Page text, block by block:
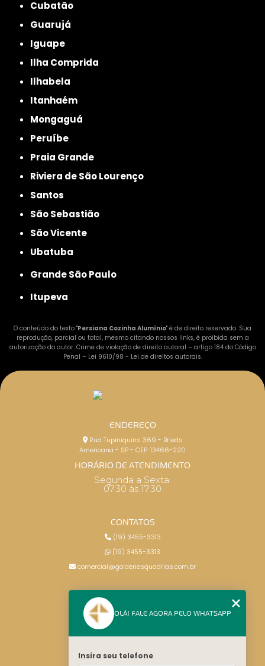
Cubatão
Guarujá
Iguape
Ilha Comprida
Ilhabela
Itanhaém
Mongaguá
Peruíbe
Praia Grande
Riviera de São Lourenço
Santos
São Sebastião
São Vicente
Ubatuba
Grande São Paulo
Itupeva
O conteúdo do texto "Persiana Cozinha Alumínio" é de direito reservado. Sua
reprodução, parcial ou total, mesmo citando nossos links, é proibida sem a
autorização do autor. Crime de violação de direito autoral – artigo 184 do Código
Penal – Lei 9610/98 - Lei de direitos autorais.
ENDEREÇO
Rua Tupiniquins 369 - Brieds
Americana - SP - CEP: 13466-220
HORÁRIO DE ATENDIMENTO
Segunda a Sexta:
07:30 às 17:30
CONTATOS
(19) 3455-3313
(19) 3455-3313
comercial@goldenesquadrias.com.br
HOME
OLÁ! FALE AGORA PELO WHATSAPP
Insira seu telefone